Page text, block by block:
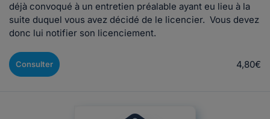
déjà convoqué à un entretien préalable ayant eu lieu à la
suite duquel vous avez décidé de le licencier. Vous devez
donc lui notifier son licenciement.
Consulter 4,80€